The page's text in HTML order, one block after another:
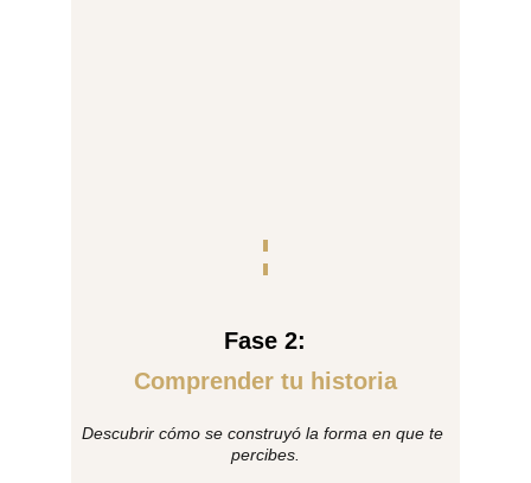
Fase 2:
Comprender tu historia
Descubrir cómo se construyó la forma en que te
percibes.